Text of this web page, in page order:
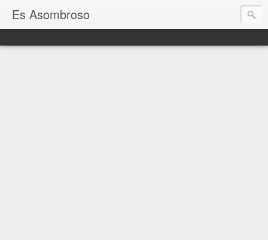
Es Asombroso